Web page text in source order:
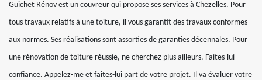
Guichet Rénov est un couvreur qui propose ses services à Chezelles. Pour
tous travaux relatifs à une toiture, il vous garantit des travaux conformes
aux normes. Ses réalisations sont assorties de garanties décennales. Pour
une rénovation de toiture réussie, ne cherchez plus ailleurs. Faites-lui
confiance. Appelez-me et faites-lui part de votre projet. Il va évaluer votre